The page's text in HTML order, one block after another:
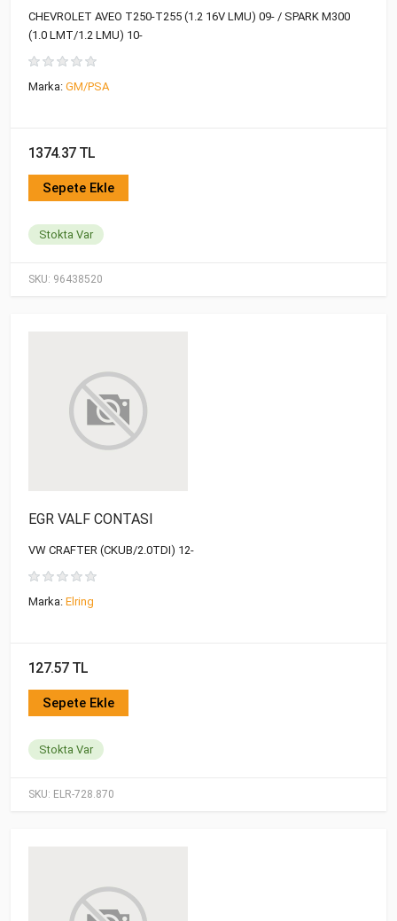
SKU: 96438520
CHEVROLET AVEO T250-T255 (1.2 16V LMU) 09- / SPARK M300
(1.0 LMT/1.2 LMU) 10-
Marka: GM/PSA
1374.37 TL
Sepete Ekle
Stokta Var
SKU: ELR-728.870
EGR VALF CONTASI
VW CRAFTER (CKUB/2.0TDI) 12-
Marka: Elring
127.57 TL
Sepete Ekle
Stokta Var